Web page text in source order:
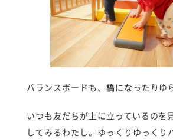
バランスボードも、橋になったり
いつも友だちが上に立っているのを
してみるわたし。ゆっくりゆっくり